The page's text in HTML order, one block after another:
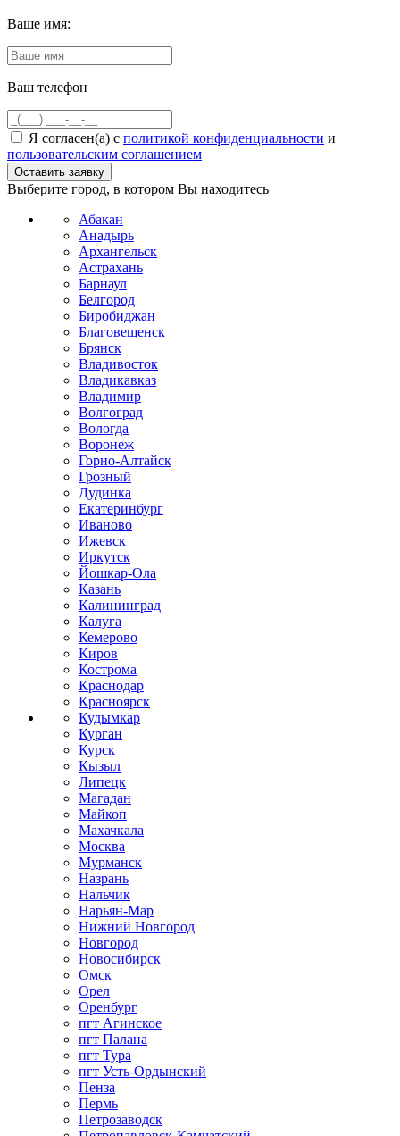
Ваше имя:
Ваш телефон
Я согласен(а) с политикой конфиденциальности и
пользовательским соглашением
Выберите город, в котором Вы находитесь
Абакан
Анадырь
Архангельск
Астрахань
Барнаул
Белгород
Биробиджан
Благовещенск
Брянск
Владивосток
Владикавказ
Владимир
Волгоград
Вологда
Воронеж
Горно-Алтайск
Грозный
Дудинка
Екатеринбург
Иваново
Ижевск
Иркутск
Йошкар-Ола
Казань
Калининград
Калуга
Кемерово
Киров
Кострома
Краснодар
Красноярск
Кудымкар
Курган
Курск
Кызыл
Липецк
Магадан
Майкоп
Махачкала
Москва
Мурманск
Назрань
Нальчик
Нарьян-Мар
Нижний Новгород
Новгород
Новосибирск
Омск
Орел
Оренбург
пгт Агинское
пгт Палана
пгт Тура
пгт Усть-Ордынский
Пенза
Пермь
Петрозаводск